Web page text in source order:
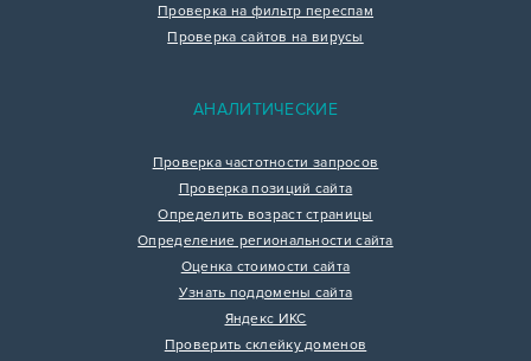
Проверка на фильтр переспам
Проверка сайтов на вирусы
АНАЛИТИЧЕСКИЕ
Проверка частотности запросов
Проверка позиций сайта
Определить возраст страницы
Определение региональности сайта
Оценка стоимости сайта
Узнать поддомены сайта
Яндекс ИКС
Проверить склейку доменов